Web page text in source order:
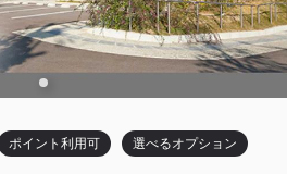
今すぐ予約
ポイント利用可 選べるオプション